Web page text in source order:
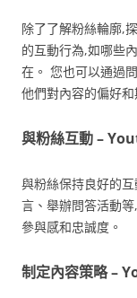
除了了解粉絲輪廓,
的互動行為,如哪些
在。 您也可以通過
他們對內容的偏好和
與粉絲互動 –
與粉絲保持良好的
言、舉辦問答活動
參與感和忠誠度。
制定內容策略 –